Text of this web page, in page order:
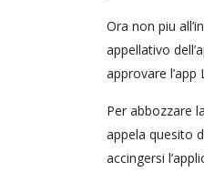
Ora non piu
appellativo
approvare
Per abbozzare
appela quesito
accingersi